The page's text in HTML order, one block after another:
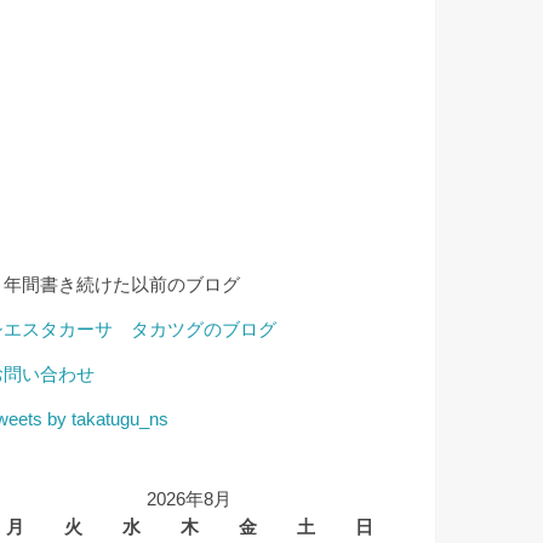
年間書き続けた以前のブログ
エスタカーサ タカツグのブログ
問い合わせ
by takatugu_ns
2026年8月
月
火 水 木 金 土 日